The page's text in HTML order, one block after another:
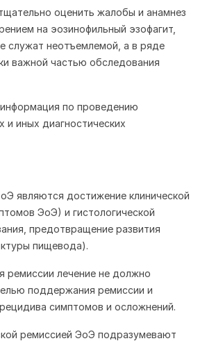
оценить жалобы и анамнез
на эозинофильный эзофагит,
служат неотъемлемой, а в ряде
важной частью обследования
по проведению
и иных диагностических
являются достижение клинической
ЭоЭ) и гистологической
предотвращение развития
пищевода).
ремиссии лечение не должно
поддержания ремиссии и
симптомов и осложнений.
ремиссией ЭоЭ подразумевают